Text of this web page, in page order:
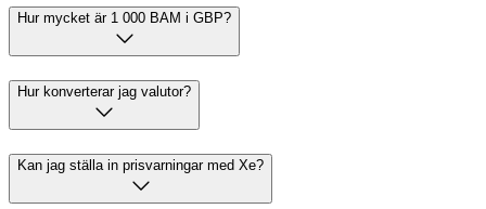
Hur mycket är 1 000 BAM i GBP?
Hur konverterar jag valutor?
Kan jag ställa in prisvarningar med Xe?